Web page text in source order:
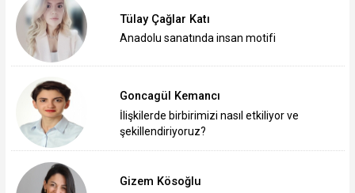
Tülay Çağlar Katı
Anadolu sanatında insan motifi
Goncagül Kemancı
İlişkilerde birbirimizi nasıl etkiliyor ve
şekillendiriyoruz?
Gizem Kösoğlu